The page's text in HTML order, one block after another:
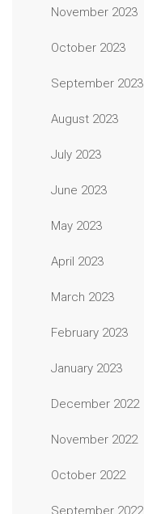
November 2023
October 2023
September 2023
August 2023
July 2023
June 2023
May 2023
April 2023
March 2023
February 2023
January 2023
December 2022
November 2022
October 2022
September 2022